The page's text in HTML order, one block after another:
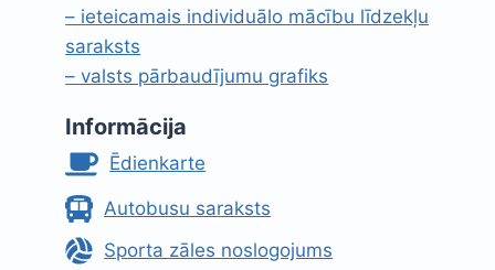
– ieteicamais individuālo mācību līdzekļu
saraksts
– valsts pārbaudījumu grafiks
Informācija
Ēdienkarte
Autobusu saraksts
Sporta zāles noslogojums